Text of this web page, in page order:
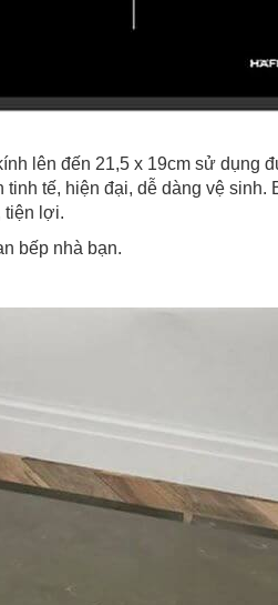
lên đến 21,5 x 19cm sử dụng
tế, hiện đại, dễ dàng vệ
tiện lợi.
bếp nhà bạn.